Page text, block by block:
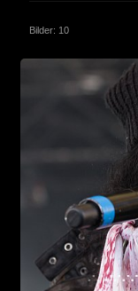
Bilder: 10